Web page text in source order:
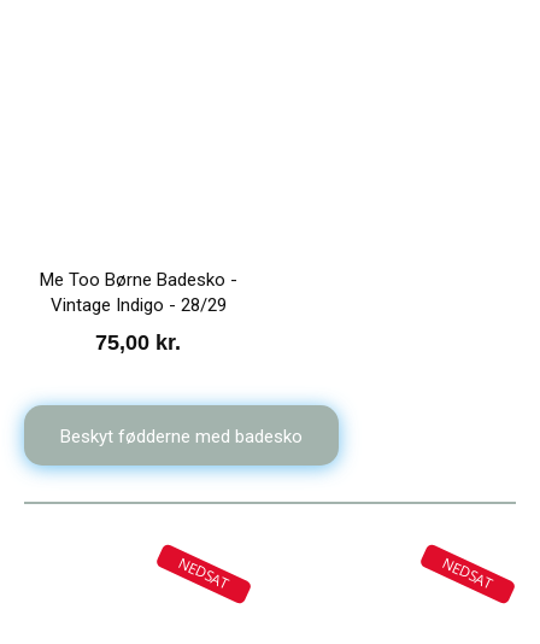
Me Too Børne Badesko -
Vintage Indigo - 28/29
75,00 kr.
Beskyt fødderne med badesko
NEDSAT NEDSAT